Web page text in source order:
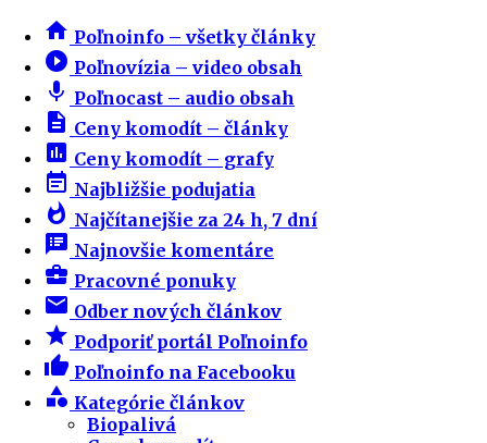
home Poľnoinfo – všetky články
play_circle_filled Poľnovízia – video obsah
mic Poľnocast – audio obsah
description Ceny komodít – články
insert_chart Ceny komodít – grafy
event_note Najbližšie podujatia
whatshot Najčítanejšie za 24 h, 7 dní
speaker_notes Najnovšie komentáre
business_center Pracovné ponuky
email Odber nových článkov
star Podporiť portál Poľnoinfo
thumb_up Poľnoinfo na Facebooku
category Kategórie článkov
Biopalivá